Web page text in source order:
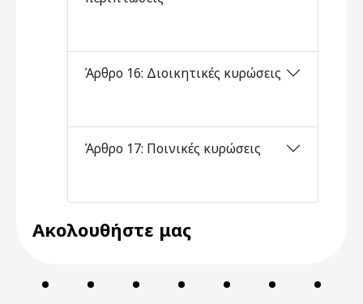
Άρθρο 16: Διοικητικές κυρώσεις
Άρθρο 17: Ποινικές κυρώσεις
Ακολουθήστε μας